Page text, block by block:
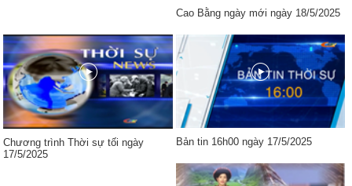
Cao Bằng ngày mới ngày 18/5/2025
Chương trình Thời sự tối ngày
17/5/2025
Bản tin 16h00 ngày 17/5/2025